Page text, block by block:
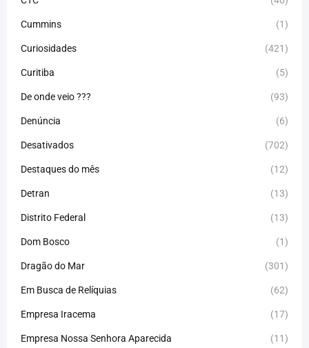
Cummins (1)
Curiosidades (421)
Curitiba (5)
De onde veio ??? (93)
Denúncia (6)
Desativados (702)
Destaques do mês (12)
Detran (13)
Distrito Federal (13)
Dom Bosco (1)
Dragão do Mar (301)
Em Busca de Relíquias (62)
Empresa Iracema (17)
Empresa Nossa Senhora Aparecida (11)